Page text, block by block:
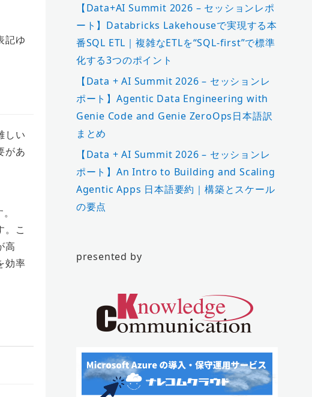
記ゆ
しい
があ
。こ
高
効率
【Data+AI Summit 2026 – セッションレポ
ート】Databricks Lakehouseで実現する本
番SQL ETL｜複雑なETLを“SQL-first”で標準
化する3つのポイント
【Data + AI Summit 2026 – セッションレ
ポート】Agentic Data Engineering with
Genie Code and Genie ZeroOps日本語訳
まとめ
【Data + AI Summit 2026 – セッションレ
ポート】An Intro to Building and Scaling
Agentic Apps 日本語要約｜構築とスケール
の要点
presented by